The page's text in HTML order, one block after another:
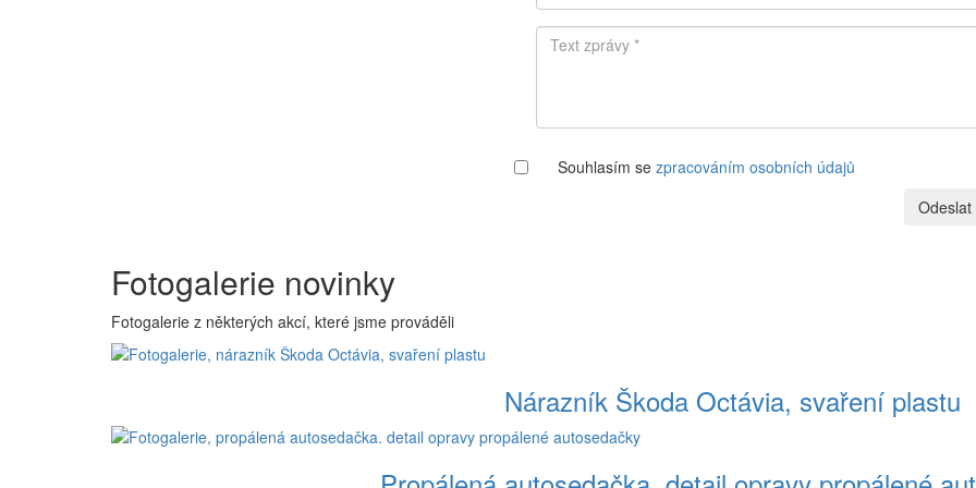
Souhlasím se zpracováním osobních údajů
Odeslat
Fotogalerie novinky
Fotogalerie z některých akcí, které jsme prováděli
Nárazník Škoda Octávia, svaření plastu